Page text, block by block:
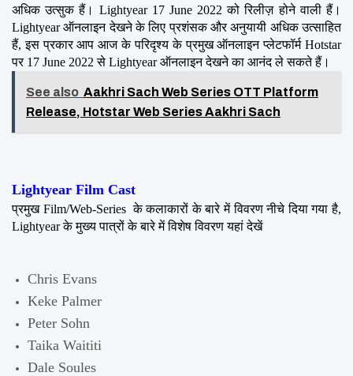
अधिक उत्सुक हैं। Lightyear 17 June 2022 को रिलीज़ होने वाली हैं।
Lightyear ऑनलाइन देखने के लिए प्रशंसक और अनुयायी अधिक उत्साहित
हैं, इस प्रकार आप आज के परिदृश्य के प्रमुख ऑनलाइन प्लेटफॉर्म Hotstar
पर 17 June 2022 से Lightyear ऑनलाइन देखने का आनंद ले सकते हैं।
See also Aakhri Sach Web Series OTT Platform
Release, Hotstar Web Series Aakhri Sach
Lightyear Film Cast
प्रमुख Film/Web-Series  के कलाकारों के बारे में विवरण नीचे दिया गया है,
Lightyear के मुख्य पात्रों के बारे में विशेष विवरण यहां देखें
Chris Evans
Keke Palmer
Peter Sohn
Taika Waititi
Dale Soules